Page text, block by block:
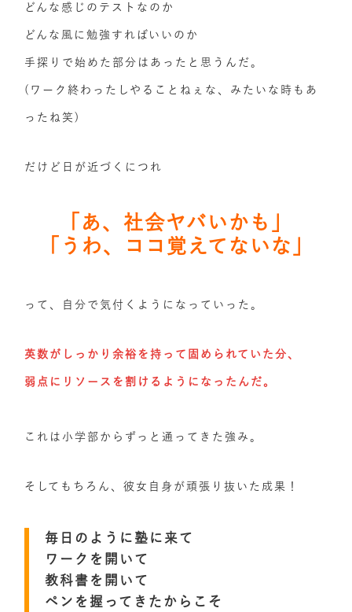
どんな感じのテストなのか
どんな風に勉強すればいいのか
手探りで始めた部分はあったと思うんだ。
(ワーク終わったしやることねぇな、みたいな時もあ
ったね笑)
だけど日が近づくにつれ
「あ、社会ヤバいかも」
「うわ、ココ覚えてないな」
って、自分で気付くようになっていった。
英数がしっかり余裕を持って固められていた分、
弱点にリソースを割けるようになったんだ。
これは小学部からずっと通ってきた強み。
そしてもちろん、彼女自身が頑張り抜いた成果！
毎日のように塾に来て
ワークを開いて
教科書を開いて
ペンを握ってきたからこそ